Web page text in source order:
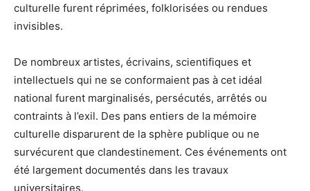
culturelle furent réprimées, folklorisées ou rendues
invisibles.
De nombreux artistes, écrivains, scientifiques et
intellectuels qui ne se conformaient pas à cet idéal
national furent marginalisés, persécutés, arrêtés ou
contraints à l’exil. Des pans entiers de la mémoire
culturelle disparurent de la sphère publique ou ne
survécurent que clandestinement. Ces événements ont
été largement documentés dans les travaux
universitaires.